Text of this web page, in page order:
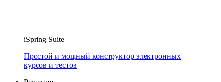
iSpring Suite
Простой и мощный конструктор электронных
курсов и тестов